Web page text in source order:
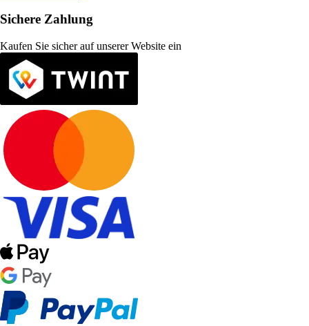
Sichere Zahlung
Kaufen Sie sicher auf unserer Website ein